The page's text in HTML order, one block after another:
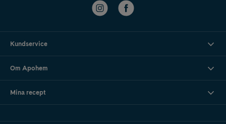
Kundservice
Om Apohem
Mina recept